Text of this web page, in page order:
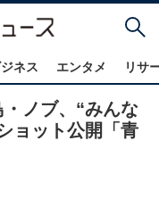
ネス エンタメ リサ
・ノブ、“みんな
ョット公開「青